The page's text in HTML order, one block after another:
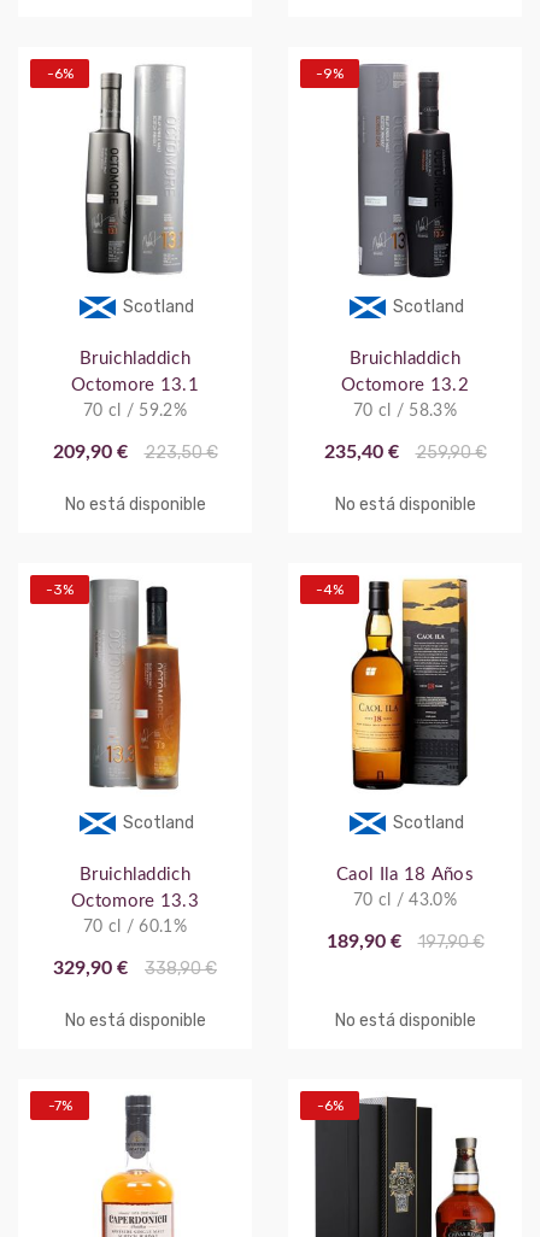
Scotland
-6%
Bruichladdich
Octomore 13.1
70 cl / 59.2%
209,90 € 223,50 €
No está disponible
Scotland
-9%
Bruichladdich
Octomore 13.2
70 cl / 58.3%
235,40 € 259,90 €
No está disponible
Scotland
-3%
Bruichladdich
Octomore 13.3
70 cl / 60.1%
329,90 € 338,90 €
No está disponible
Scotland
-4%
Caol Ila 18 Años
70 cl / 43.0%
189,90 € 197,90 €
No está disponible
-7% -6%